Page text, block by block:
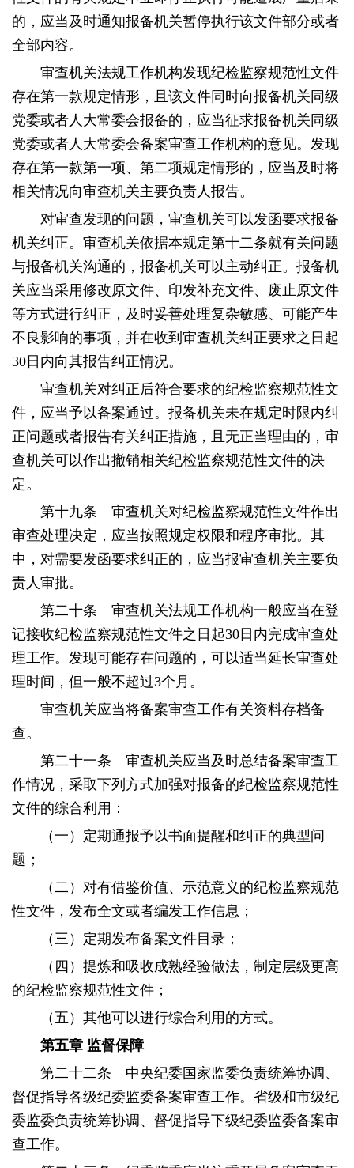
的，应当及时通知报备机关暂停执行该文件部分或者
全部内容。
审查机关法规工作机构发现纪检监察规范性文件
存在第一款规定情形，且该文件同时向报备机关同级
党委或者人大常委会报备的，应当征求报备机关同级
党委或者人大常委会备案审查工作机构的意见。发现
存在第一款第一项、第二项规定情形的，应当及时将
相关情况向审查机关主要负责人报告。
对审查发现的问题，审查机关可以发函要求报备
机关纠正。审查机关依据本规定第十二条就有关问题
与报备机关沟通的，报备机关可以主动纠正。报备机
关应当采用修改原文件、印发补充文件、废止原文件
等方式进行纠正，及时妥善处理复杂敏感、可能产生
不良影响的事项，并在收到审查机关纠正要求之日起
30日内向其报告纠正情况。
审查机关对纠正后符合要求的纪检监察规范性文
件，应当予以备案通过。报备机关未在规定时限内纠
正问题或者报告有关纠正措施，且无正当理由的，审
查机关可以作出撤销相关纪检监察规范性文件的决
定。
第十九条 审查机关对纪检监察规范性文件作出
审查处理决定，应当按照规定权限和程序审批。其
中，对需要发函要求纠正的，应当报审查机关主要负
责人审批。
第二十条 审查机关法规工作机构一般应当在登
记接收纪检监察规范性文件之日起30日内完成审查处
理工作。发现可能存在问题的，可以适当延长审查处
理时间，但一般不超过3个月。
审查机关应当将备案审查工作有关资料存档备
查。
第二十一条 审查机关应当及时总结备案审查工
作情况，采取下列方式加强对报备的纪检监察规范性
文件的综合利用：
（一）定期通报予以书面提醒和纠正的典型问
题；
（二）对有借鉴价值、示范意义的纪检监察规范
性文件，发布全文或者编发工作信息；
（三）定期发布备案文件目录；
（四）提炼和吸收成熟经验做法，制定层级更高
的纪检监察规范性文件；
（五）其他可以进行综合利用的方式。
第五章 监督保障
第二十二条 中央纪委国家监委负责统筹协调、
督促指导各级纪委监委备案审查工作。省级和市级纪
委监委负责统筹协调、督促指导下级纪委监委备案审
查工作。